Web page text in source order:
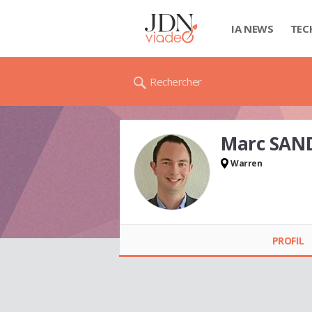
IA NEWS
Rechercher
Marc SANDERS
Marc
Warren
PROFIL